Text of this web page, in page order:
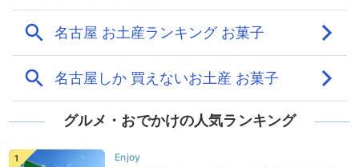
グルメ・おでかけの人気ランキング